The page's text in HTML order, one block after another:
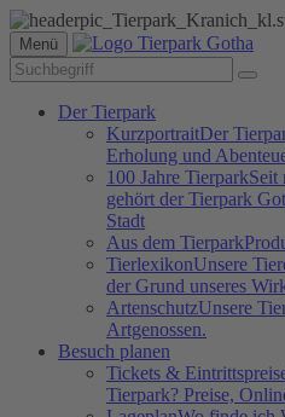
Menü
Der Tierpark
KurzportraitDer
Erholung und
100 Jahre TierparkSeit
gehört der Tierpark
Stadt
Aus dem Tierpark
TierlexikonUnsere
der Grund unseres
ArtenschutzUnsere
Artgenossen.
Besuch planen
Tickets &
Tierpark? Preise,